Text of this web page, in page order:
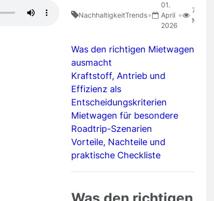
NachhaltigkeitTrends•
01.
April
2026
•
7
Minuten
Was den richtigen Mietwagen
ausmacht
Kraftstoff, Antrieb und
Effizienz als
Entscheidungskriterien
Mietwagen für besondere
Roadtrip-Szenarien
Vorteile, Nachteile und
praktische Checkliste